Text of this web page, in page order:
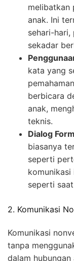
melibatkan
anak. Ini
sehari-hari,
sekadar
kata yang
berbicara
anak,
teknis.
Dialog
biasanya
seperti
komunikasi
seperti
2. Komunikasi
Komunikasi
tanpa
dalam